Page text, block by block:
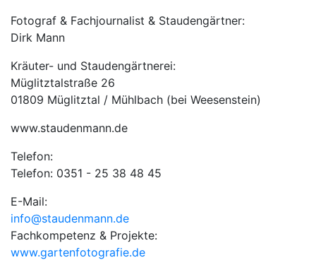
Fotograf & Fachjournalist & Staudengärtner:
Dirk Mann
Kräuter- und Staudengärtnerei:
Müglitztalstraße 26
01809 Müglitztal / Mühlbach (bei Weesenstein)
www.staudenmann.de
Telefon:
Telefon: 0351 - 25 38 48 45
E-Mail:
info@staudenmann.de
Fachkompetenz & Projekte:
www.gartenfotografie.de